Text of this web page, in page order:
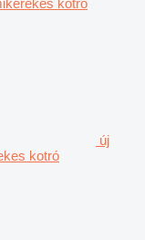
új
kotró